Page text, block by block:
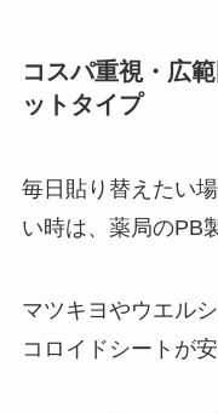
コスパ重視・広
ットタイプ
毎日貼り替えたい
い時は、薬局のPB
マツキヨやウエル
コロイドシートが